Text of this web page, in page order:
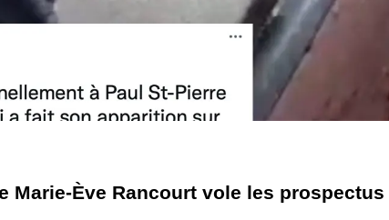
Marie-Ève Rancourt vole les prospectus